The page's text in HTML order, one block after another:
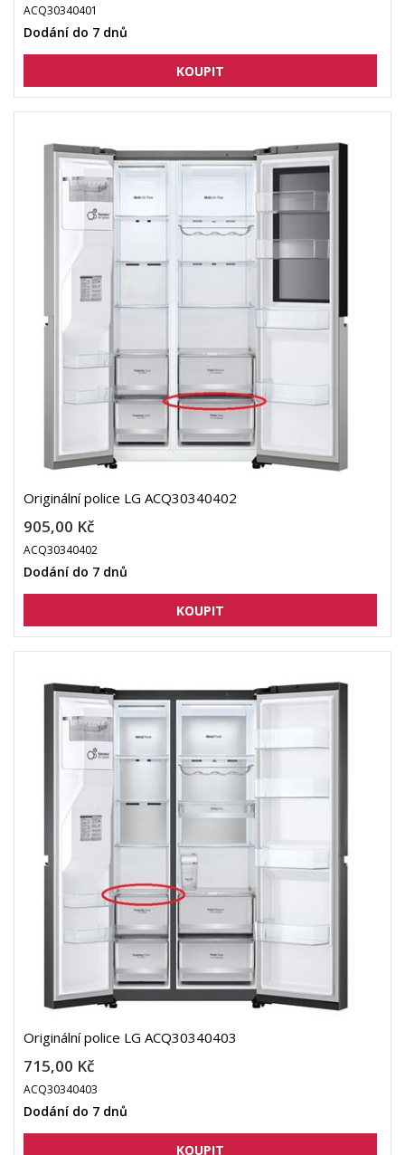
ACQ30340401
Dodání do 7 dnů
Originální police LG ACQ30340402
905,00 Kč
ACQ30340402
Dodání do 7 dnů
Originální police LG ACQ30340403
715,00 Kč
ACQ30340403
Dodání do 7 dnů